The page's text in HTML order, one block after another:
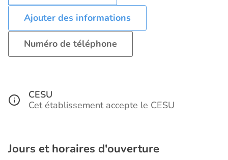
Ajouter des informations
Numéro de téléphone
CESU
Cet établissement accepte le CESU
Jours et horaires d'ouverture